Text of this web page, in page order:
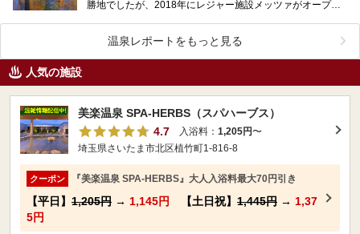
勝地でしたが、2018年にレジャー施設メッツァがオープ
温泉レポートをもっと見る
人気の施設
美楽温泉 SPA-HERBS（スパハーブス）
4.7
入浴料： 1,205円〜
埼玉県さいたま市北区植竹町1-816-8
クーポン 『美楽温泉 SPA-HERBS』大人入浴料最大70円引き
【平日】 1,205円 → 1,145円 【土日祝】 1,445円 → 1,37
5円